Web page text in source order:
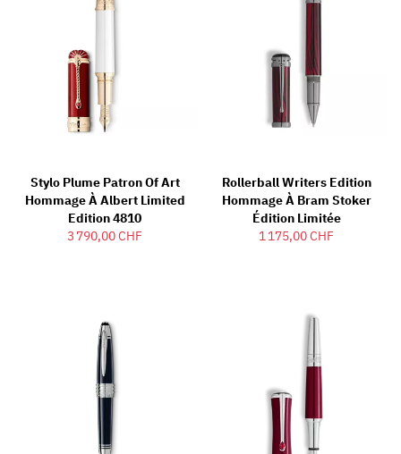
Stylo Plume Patron Of Art
Hommage À Albert Limited
Edition 4810
3 790,00 CHF
Rollerball Writers Edition
Hommage À Bram Stoker
Édition Limitée
1 175,00 CHF